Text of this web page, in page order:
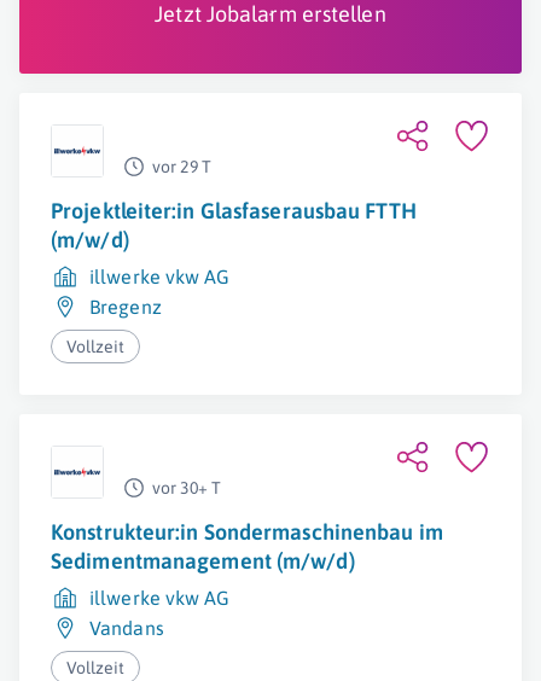
Jetzt Jobalarm erstellen
vor 29 T
Projektleiter:in Glasfaserausbau FTTH
(m/w/d)
illwerke vkw AG
Bregenz
Vollzeit
vor 30+ T
Konstrukteur:in Sondermaschinenbau im
Sedimentmanagement (m/w/d)
illwerke vkw AG
Vandans
Vollzeit